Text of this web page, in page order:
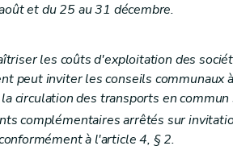
et du 25 au 31 décembre.
les coûts d'exploitation des
peut inviter les conseils
circulation des transports en
complémentaires arrêtés sur
à l'article 4, § 2.